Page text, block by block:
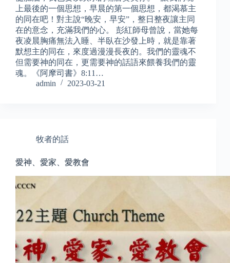
上最後的一個思想，早晨的第一個思想，都渴慕主
的同在吧！對主說“晚安，早安”，整日整夜讓主同
在的意念，充滿我們的心。 彭紅師母曾說，當她每
夜凌晨胸痛無法入睡、半臥在沙發上時，就是靠著
默想主的同在，來度過漫漫長夜的。我們的靈魂不
但需要神的同在，更需要神的話語來餵養我們的靈
魂。《阿摩司書》8:11…
admin
2023-03-21
牧者的話
愛神、愛家、愛教會